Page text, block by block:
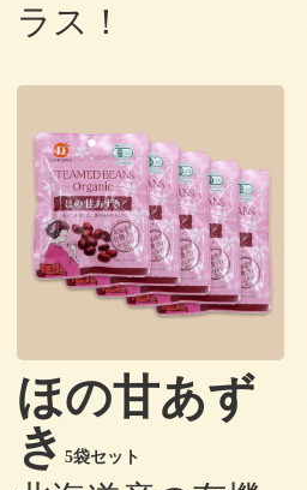
ラス！
ほの甘あず
き 5袋セット